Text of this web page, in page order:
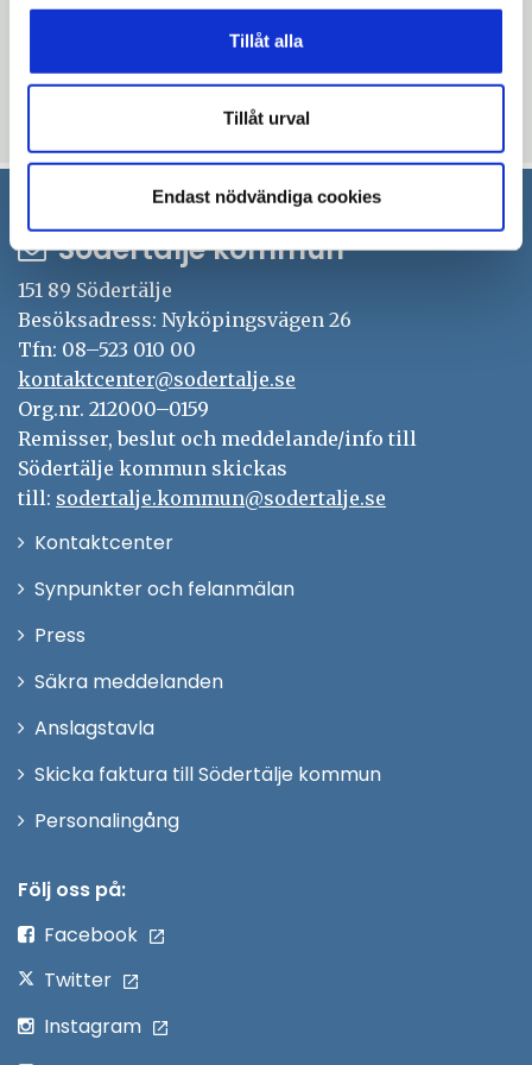
Tillåt alla
Tillåt urval
Endast nödvändiga cookies
tagit fram informationsblad på engelska
och arabiska.
Södertälje kommun
151 89 Södertälje
Besöksadress: Nyköpingsvägen 26
Tfn: 08–523 010 00
kontaktcenter@sodertalje.se
Org.nr. 212000–0159
Remisser, beslut och meddelande/info till
Södertälje kommun skickas
till: sodertalje.kommun@sodertalje.se
KontaktcenterÖppna
Synpunkter och felanmälan
Press
fönster
Säkra meddelanden
Anslagstavla
Skicka faktura till Södertälje kommun
PersonalingångÖppna
Följ oss på:
Facebook
Twitter
Instagram